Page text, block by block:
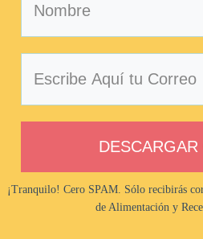
DESCARGAR
¡Tranquilo! Cero SPAM. Sólo recibirás
de Alimentación y